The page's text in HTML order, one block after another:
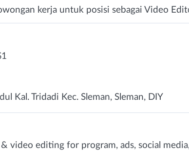
kerja untuk posisi sebagai Video
Kal. Tridadi Kec. Sleman, Sleman, DIY
video editing for program, ads, social